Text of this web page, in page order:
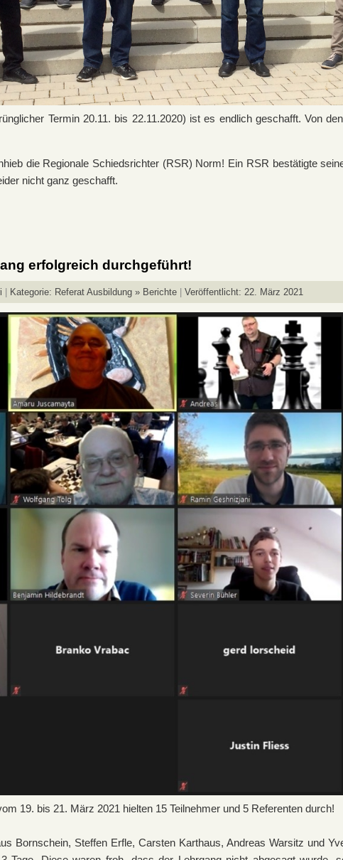
Termin 20.11. bis 22.11.2020) ist es endlich geschafft. Von
die Regionale Schiedsrichter (RSR) Norm! Ein RSR bestätigte
nicht ganz geschafft.
erfolgreich durchgeführt!
Kategorie: Referat Ausbildung » Berichte Veröffentlicht: 22. März 2021
19. bis 21. März 2021 hielten 15 Teilnehmer und 5 Referenten durch!
Bornschein, Steffen Erfle, Carsten Karthaus, Andreas Warsitz und